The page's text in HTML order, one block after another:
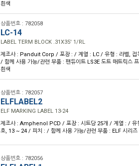
흰색
상품번호 : 782058
LC-14
LABEL TERM BLOCK .31X35' 1/RL
제조사 : Panduit Corp / 포장 : / 계열 : LC / 유형 : 라벨, 접
/ 함께 사용 가능/관련 부품 : 팬듀이트 LS3E 도트 매트릭스
흰색
상품번호 : 782057
ELFLABEL2
ELF MARKING LABEL 13-24
제조사 : Amphenol PCD / 포장 : 시트당 25개 / 계열 : / 유
호, 13 ~ 24 / 피치 : / 함께 사용 가능/관련 부품 : ELF 시리
상품번호 : 782056